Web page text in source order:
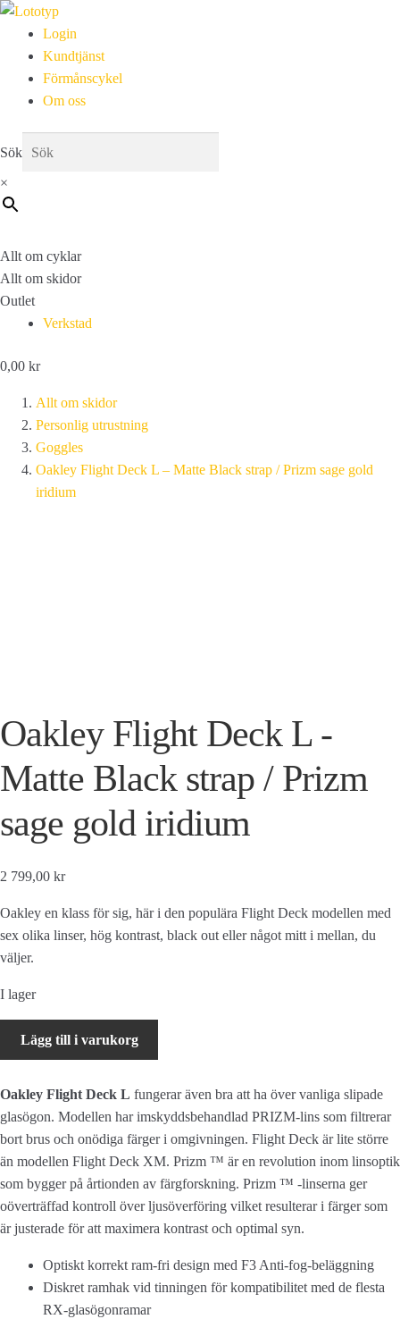
Login
Kundtjänst
Förmånscykel
Om oss
Sök
×
Allt om cyklar
Allt om skidor
Outlet
Verkstad
0,00 kr
Allt om skidor
Personlig utrustning
Goggles
Oakley Flight Deck L – Matte Black strap / Prizm sage gold
iridium
Oakley Flight Deck L -
Matte Black strap / Prizm
sage gold iridium
2 799,00 kr
Oakley en klass för sig, här i den populära Flight Deck modellen med
sex olika linser, hög kontrast, black out eller något mitt i mellan, du
väljer.
I lager
L
-
Matte
Black
strap
/
Prizm
Lägg till i varukorg
Oakley Flight Deck L fungerar även bra att ha över vanliga slipade
glasögon. Modellen har imskyddsbehandlad PRIZM-lins som filtrerar
bort brus och onödiga färger i omgivningen. Flight Deck är lite större
än modellen Flight Deck XM. Prizm ™ är en revolution inom linsoptik
som bygger på årtionden av färgforskning. Prizm ™ -linserna ger
oöverträffad kontroll över ljusöverföring vilket resulterar i färger som
är justerade för att maximera kontrast och optimal syn.
Optiskt korrekt ram-fri design med F3 Anti-fog-beläggning
Diskret ramhak vid tinningen för kompatibilitet med de flesta
RX-glasögonramar